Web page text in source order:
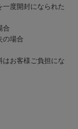
度開封になられた
合
の場合
お客様ご負担にな